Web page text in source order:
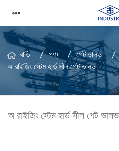
বাড়ি পণ্য
গেট ভালভ
অ রাইজিং স্টেম হার্ড সীল গেট ভালভ
অ রাইজিং স্টেম হার্ড সীল গেট ভালভ